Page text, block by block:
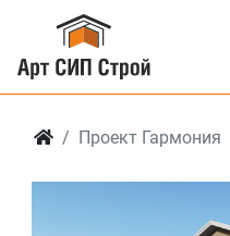
Проект Гармония